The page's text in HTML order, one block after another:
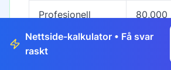
Profesjonell
80,000
150,000
Nettside-kalkulator• Få svar
raskt